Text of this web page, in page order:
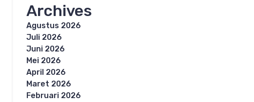
Archives
Agustus 2026
Juli 2026
Juni 2026
Mei 2026
April 2026
Maret 2026
Februari 2026